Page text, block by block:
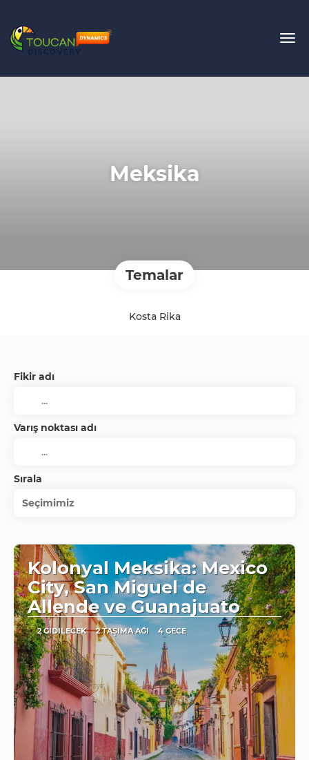
Meksika
Temalar
Kosta Rika
Fikir adı
Varış noktası adı
Sırala
Seçimimiz
Kolonyal Meksika: Mexico
City, San Miguel de
Allende ve Guanajuato
2 GIDILECEK 2 TAŞIMA AĞI 4 GECE